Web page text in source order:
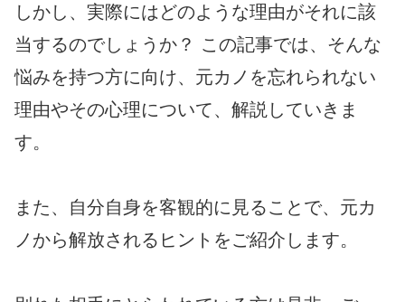
しかし、実際にはどのような理由がそれに該
当するのでしょうか？ この記事では、そんな
悩みを持つ方に向け、元カノを忘れられない
理由やその心理について、解説していきま
す。
また、自分自身を客観的に見ることで、元カ
ノから解放されるヒントをご紹介します。